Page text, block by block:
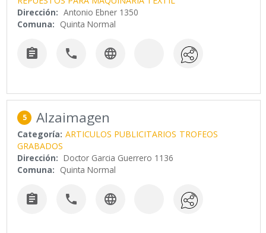
Dirección: Antonio Ebner 1350
Comuna: Quinta Normal
  
5 Alzaimagen
Categoría: ARTICULOS PUBLICITARIOS TROFEOS
GRABADOS
Dirección: Doctor Garcia Guerrero 1136
Comuna: Quinta Normal
  